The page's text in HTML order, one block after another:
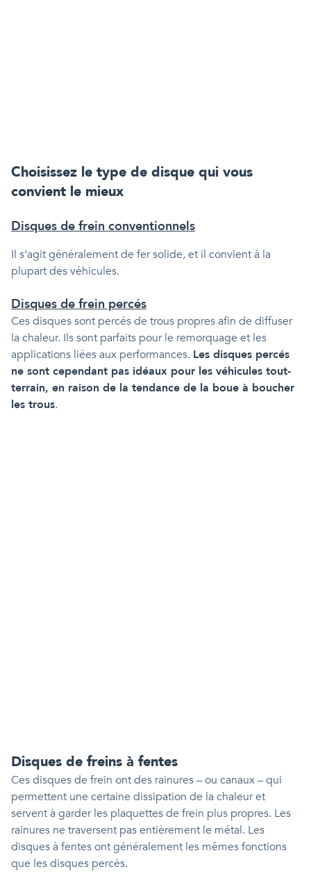
Choisissez le type de disque qui vous
convient le mieux
Disques de frein conventionnels
Il s’agit généralement de fer solide, et il convient à la
plupart des véhicules.
Disques de frein percés
Ces disques sont percés de trous propres afin de diffuser
la chaleur. Ils sont parfaits pour le remorquage et les
applications liées aux performances. Les disques percés
ne sont cependant pas idéaux pour les véhicules tout-
terrain, en raison de la tendance de la boue à boucher
les trous.
Disques de freins à fentes
Ces disques de frein ont des rainures – ou canaux – qui
permettent une certaine dissipation de la chaleur et
servent à garder les plaquettes de frein plus propres. Les
rainures ne traversent pas entièrement le métal. Les
disques à fentes ont généralement les mêmes fonctions
que les disques percés.